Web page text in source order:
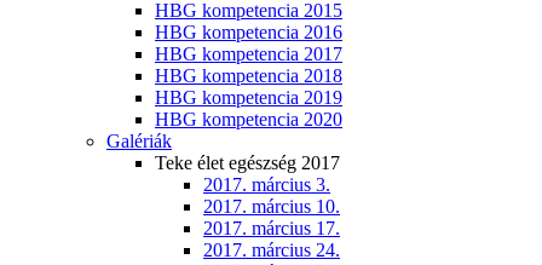
HBG kompetencia 2015
HBG kompetencia 2016
HBG kompetencia 2017
HBG kompetencia 2018
HBG kompetencia 2019
HBG kompetencia 2020
Galériák
Teke élet egészség 2017
2017. március 3.
2017. március 10.
2017. március 17.
2017. március 24.